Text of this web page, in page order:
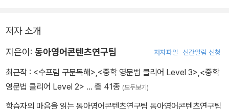
저자 소개
지은이: 동아영어콘텐츠연구팀 저자파일 신간알림 신청
최근작 : <수프림 구문독해>,<중학 영문법 클리어 Level 3>,<중학
영문법 클리어 Level 2> … 총 41종 (모두보기)
학습자의 마음을 읽는 동아영어콘텐츠연구팀 동아영어콘텐츠연구팀